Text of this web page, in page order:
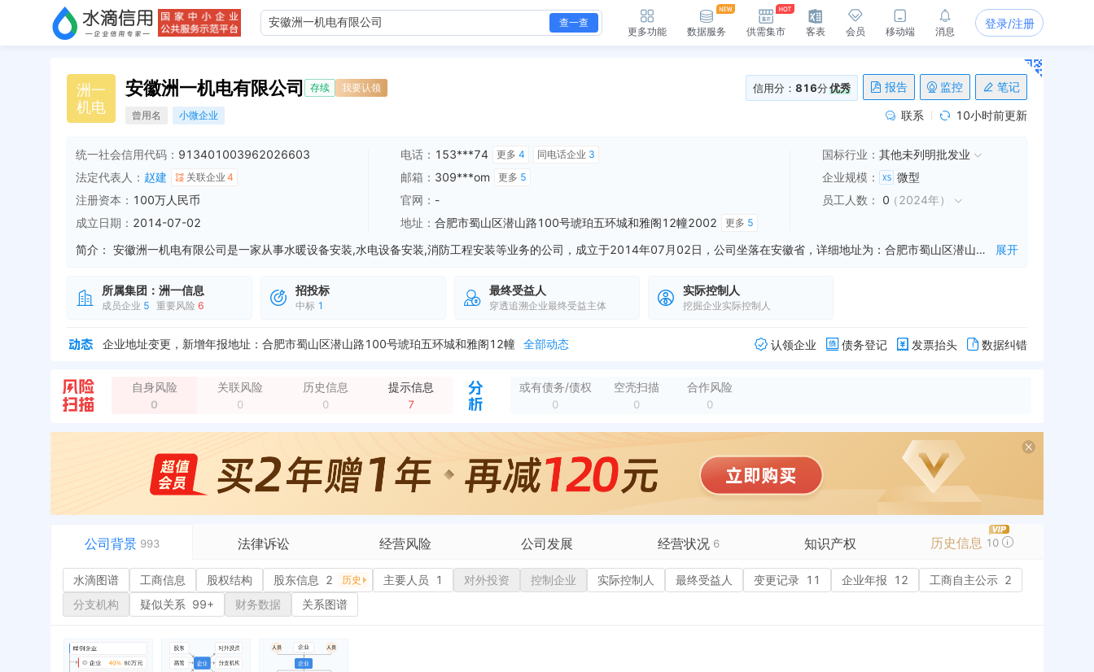
查一查
更多功能 数据服务 供需集市 客表 会员 移动端 消息
登录/注册
洲一
机电
安徽洲一机电有限公司 存续 我要认领 信用分： 816分优秀 报告 监控 笔记
曾用名 小微企业 联系 10小时前更新
统一社会信用代码： 913401003962026603
法定代表人： 赵建 关联企业 4
注册资本： 100万人民币
成立日期： 2014-07-02
电话： 153***74 更多 4 同电话企业 3
邮箱： 309***om 更多 5
官网： -
地址： 合肥市蜀山区潜山路100号琥珀五环城和雅阁12幢2002 更多 5
国标行业： 其他未列明批发业
企业规模 ：
微型
员工人数 ： 0（2024年）
简介： 安徽洲一机电有限公司是一家从事水暖设备安装,水电设备安装,消防工程安装等业务的公司，成立于2014年07月02日，公司坐落在安徽省，详细地址为：合肥市蜀山区潜山路100号琥珀五环城和雅阁12幢2002;经国家企业信用信息公示系统查询得知，安徽洲一机电有限公司的信用代码/税号为913401003962026603，法人是赵建，注册资本为100.000000万人民币，企业的经营范围为:水暖设备、水电设备安装；消防工程、通风管道及设备、空调设备安装；装饰装修工程；智能化系统工程；道路照明工程，给排水工程安装；消防工程维护保养及水暖设备、建筑机械设备租赁，建材销售；消防产品销售。（依法须经批准的项目，经相关部门批准后方可开展经营活动） 展开
所属集团： 洲一信息
成员企业 5 重要风险 6
招投标
中标 1
最终受益人
穿透追溯企业最终受益主体
实际控制人
挖掘企业实际控制人
法定代表人变更，从 "周群" 变更为 "赵建"
企业地址变更，新增年报地址：合肥市政务区太阳海岸花园1幢1607室
全部动态
企业地址变更，新增年报地址：合肥市蜀山区金寨路107号鸿基广场614室
企业地址变更，新增年报地址：安徽省合肥市蜀山区金寨路107号鸿基广场614室 全部动态
企业地址变更，新增年报地址：安徽省合肥市政务区太阳海岸花园1幢1607室
全部动态
企业地址变更，变更前：合肥市政务区太阳海岸花园1幢1607室 变更后：合肥市蜀山区潜山路100号琥珀五环城和雅阁12幢2002
全部动态
法定代表人变更，从 "周群" 变更为 "赵建"
全部动态
认领企业 债务登记 发票抬头 数据纠错
自身风险
0
关联风险
0
历史信息
0
提示信息
7
或有债务/债权
0
空壳扫描
0
合作风险
0
公司背景 993 法律诉讼 经营风险 公司发展 经营状况 6 知识产权 历史信息 10
水滴图谱
工商信息
股东信息
历史
主要人员 1
司法案件
立案信息
法院公告
裁判文书
或有债务债权
融资历史
招投标
3
商标信息
水滴图谱 工商信息 股权结构 股东信息 2 历史 主要人员 1 对外投资 控制企业 实际控制人 最终受益人 变更记录 11 企业年报 12 工商自主公示 2
分支机构
疑似关系 99+ 财务数据 关系图谱